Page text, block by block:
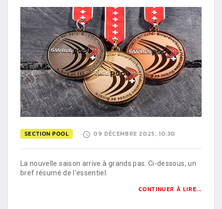
SECTION POOL 09 DÉCEMBRE 2025, 10:30
La nouvelle saison arrive à grands pas. Ci-dessous, un
bref résumé de l’essentiel.
CONTINUER À LIRE...